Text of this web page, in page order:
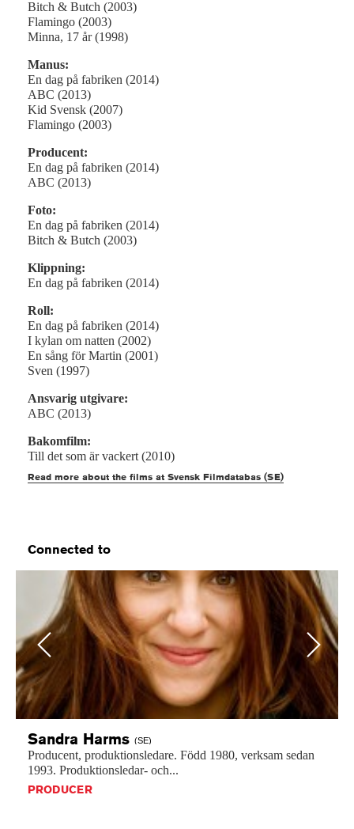
Bitch & Butch (2003)
Flamingo (2003)
Minna, 17 år (1998)
Manus:
En dag på fabriken (2014)
ABC (2013)
Kid Svensk (2007)
Flamingo (2003)
Producent:
En dag på fabriken (2014)
ABC (2013)
Foto:
En dag på fabriken (2014)
Bitch & Butch (2003)
Klippning:
En dag på fabriken (2014)
Roll:
En dag på fabriken (2014)
I kylan om natten (2002)
En sång för Martin (2001)
Sven (1997)
Ansvarig utgivare:
ABC (2013)
Bakomfilm:
Till det som är vackert (2010)
Read more about the films at Svensk Filmdatabas (SE)
Connected to
Previous
Sandra Harms (SE)
Producent, produktionsledare. Född 1980, verksam sedan
1993. Produktionsledar- och...
PRODUCER
Next